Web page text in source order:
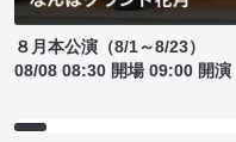
８月本公演（8/1～8/23）
08/08 08:30 開場 09:00 開演